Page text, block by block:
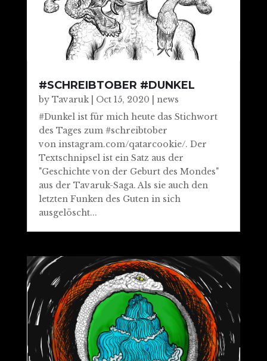
#SCHREIBTOBER #DUNKEL
by Tavaruk| Oct 15, 2020
news
#Dunkel ist für mich heute das Stichwort
des Tages zum #schreibtober
von instagram.com/qatarcookie/. Der
Textschnipsel ist ein Satz aus der
"Geschichte von der Geburt des Mondes"
aus der Tavaruk-Saga. Als sie auch den
letzten Funken des Guten in sich
ausgelöscht...